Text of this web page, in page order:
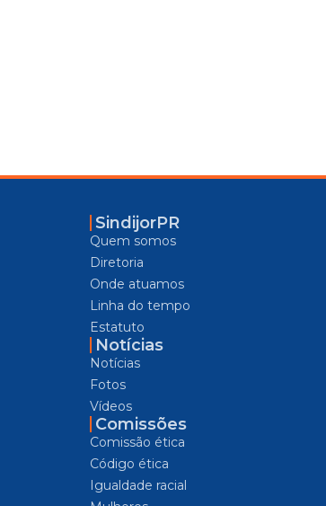
SindijorPR
Quem somos
Diretoria
Onde atuamos
Linha do tempo
Estatuto
Notícias
Notícias
Fotos
Vídeos
Comissões
Comissão ética
Código ética
Igualdade racial